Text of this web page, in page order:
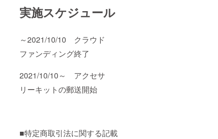
実施スケジュール
～2021/10/10 クラウド
ファンディング終了
2021/10/10～ アクセサ
リーキットの郵送開始
■特定商取引法に関する記載